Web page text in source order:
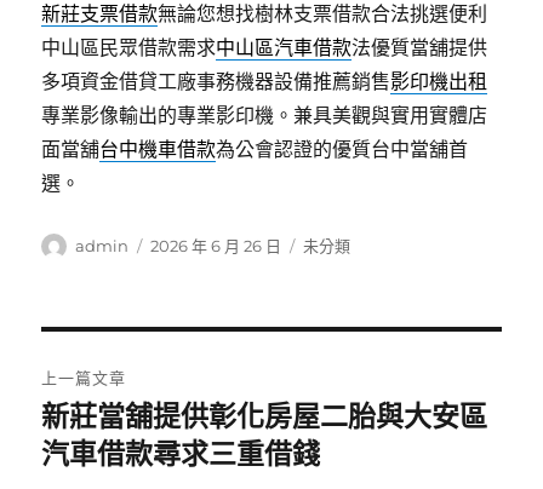
新莊支票借款無論您想找樹林支票借款合法挑選便利
中山區民眾借款需求中山區汽車借款法優質當舖提供
多項資金借貸工廠事務機器設備推薦銷售影印機出租
專業影像輸出的專業影印機。兼具美觀與實用實體店
面當舖台中機車借款為公會認證的優質台中當舖首
選。
作
admin
發
2026 年 6 月 26 日
分
未分類
章
導
上一篇文章
上
一
新莊當舖提供彰化房屋二胎與大安區
汽車借款尋求三重借錢